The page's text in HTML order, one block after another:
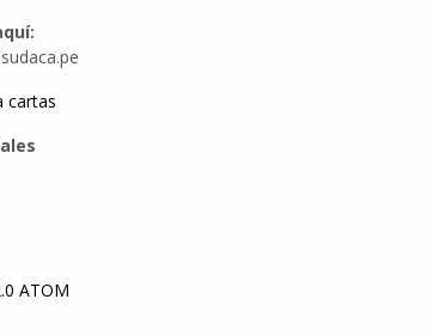
cartas
ATOM